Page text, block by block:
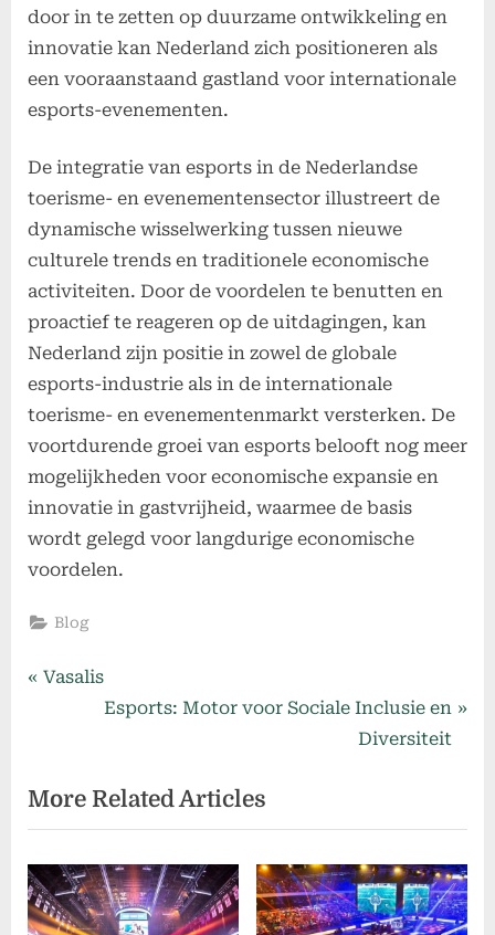
door in te zetten op duurzame ontwikkeling en
innovatie kan Nederland zich positioneren als
een vooraanstaand gastland voor internationale
esports-evenementen.
De integratie van esports in de Nederlandse
toerisme- en evenementensector illustreert de
dynamische wisselwerking tussen nieuwe
culturele trends en traditionele economische
activiteiten. Door de voordelen te benutten en
proactief te reageren op de uitdagingen, kan
Nederland zijn positie in zowel de globale
esports-industrie als in de internationale
toerisme- en evenementenmarkt versterken. De
voortdurende groei van esports belooft nog meer
mogelijkheden voor economische expansie en
innovatie in gastvrijheid, waarmee de basis
wordt gelegd voor langdurige economische
voordelen.
Blog
Post
navigation
P
i
o
u
s
P
Vasalis
N
t
P
o
s
t
Esports: Motor voor Sociale Inclusie en
Diversiteit
More Related Articles